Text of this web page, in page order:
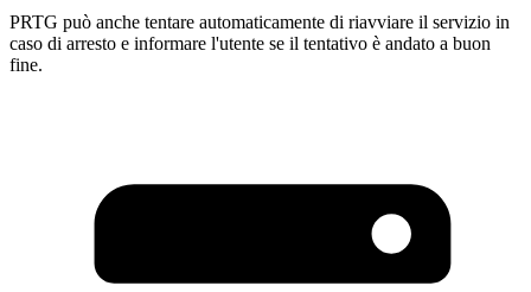
PRTG può anche tentare automaticamente di riavviare il servizio in
caso di arresto e informare l'utente se il tentativo è andato a buon
fine.